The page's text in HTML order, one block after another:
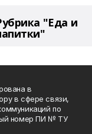
"Еда и
в
в сфере связи,
по
номер ПИ № ТУ